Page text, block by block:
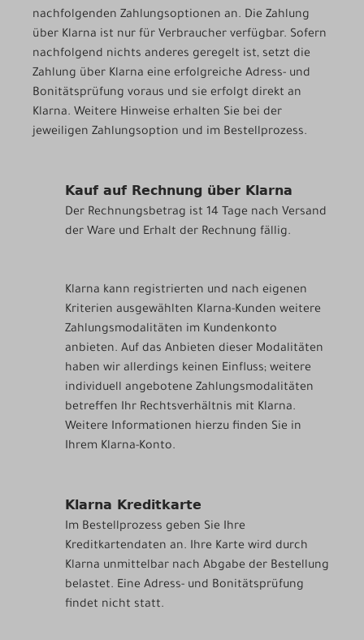
nachfolgenden Zahlungsoptionen an. Die Zahlung
über Klarna ist nur für Verbraucher verfügbar. Sofern
nachfolgend nichts anderes geregelt ist, setzt die
Zahlung über Klarna eine erfolgreiche Adress- und
Bonitätsprüfung voraus und sie erfolgt direkt an
Klarna. Weitere Hinweise erhalten Sie bei der
jeweiligen Zahlungsoption und im Bestellprozess.
Kauf auf Rechnung über Klarna
Der Rechnungsbetrag ist 14 Tage nach Versand
der Ware und Erhalt der Rechnung fällig.
Klarna kann registrierten und nach eigenen
Kriterien ausgewählten Klarna-Kunden weitere
Zahlungsmodalitäten im Kundenkonto
anbieten. Auf das Anbieten dieser Modalitäten
haben wir allerdings keinen Einfluss; weitere
individuell angebotene Zahlungsmodalitäten
betreffen Ihr Rechtsverhältnis mit Klarna.
Weitere Informationen hierzu finden Sie in
Ihrem Klarna-Konto.
Klarna Kreditkarte
Im Bestellprozess geben Sie Ihre
Kreditkartendaten an. Ihre Karte wird durch
Klarna unmittelbar nach Abgabe der Bestellung
belastet. Eine Adress- und Bonitätsprüfung
findet nicht statt.